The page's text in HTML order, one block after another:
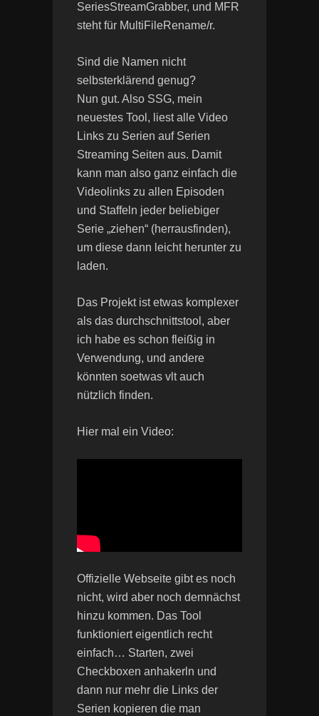
SeriesStreamGrabber, und MFR
steht für MultiFileRename/r.
Sind die Namen nicht
selbsterklärend genug?
Nun gut. Also SSG, mein
neuestes Tool, liest alle Video
Links zu Serien auf Serien
Streaming Seiten aus. Damit
kann man also ganz einfach die
Videolinks zu allen Episoden
und Staffeln jeder beliebiger
Serie „ziehen“ (herrausfinden),
um diese dann leicht herunter zu
laden.
Das Projekt ist etwas komplexer
als das durchschnittstool, aber
ich habe es schon fleißig in
Verwendung, und andere
könnten soetwas vlt auch
nützlich finden.
Hier mal ein Video:
Offizielle Webseite gibt es noch
nicht, wird aber noch demnächst
hinzu kommen. Das Tool
funktioniert eigentlich recht
einfach… Starten, zwei
Checkboxen anhakerln und
dann nur mehr die Links der
Serien kopieren die man